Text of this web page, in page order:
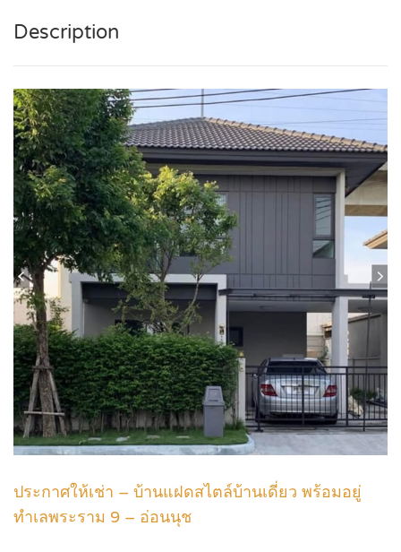
Description
ประกาศให้เช่า – บ้านแฝดสไตล์บ้านเดี่ยว พร้อมอยู่
ทำเลพระราม 9 – อ่อนนุช